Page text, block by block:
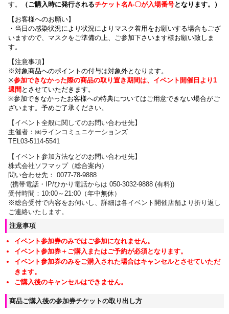
す。
（ご購入時に発行されるチケット名A-〇が入場番号となります。）
【お客様へのお願い】
・ 当日の感染状況により 状況によりマスク着用をお願いする場合もござ
いますので、 マスクをご準備の上、ご参加下さいます様お願い致しま
す。
【注意事項】
※対象商品へのポイントの付与は対象外となります。
※参加できなかった際の商品の取り置き期間は、イベント開催日より1
週間 とさせていただきます。
※参加できなかったお客様への特典についてはご用意できない場合がご
ざいます。 予めご了承ください。
【 イベント全般に関してのお問い合わせ先】
主催者：㈱ラインコミュニケーションズ
TEL03-5114-5541
【イベント参加方法などのお問い合わせ先】
株式会社ソフマップ（総合案内）
問い合わせ先： 0077-78-9888
(携帯電話・IP/ひかり電話からは 050-3032-9888 (有料))
受付時間：10:00～21:00（年中無休）
※総合受付で内容をお伺いし、詳細は各イベント開催店舗より折り返し
ご連絡いたします。
注意事項
イベント参加券のみではご参加になれません。
イベント参加券＋ご購入またはご予約が必須となります。
イベント参加券のみをご購入された場合はキャンセルとさせていただ
きます。
ご購入後のキャンセルはできません。
商品ご購入後の参加券チケットの取り出し方